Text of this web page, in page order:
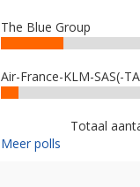
The Blue Group
Air-France-KLM-SAS(-
Totaal
Meer polls